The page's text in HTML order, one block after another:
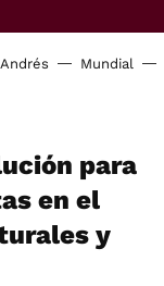
Mundial
para
en el
y